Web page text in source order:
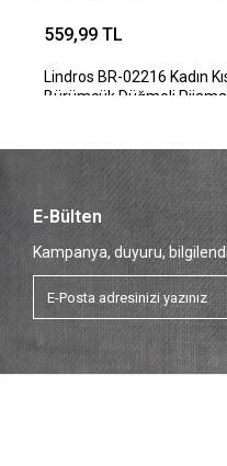
559,99 TL
Lindros BR-02216 Kadın
Bürümcük Düğmeli Pijama
E-Bülten
Kampanya, duyuru,